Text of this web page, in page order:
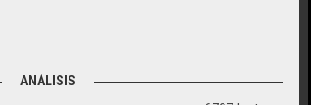
ANÁLISIS